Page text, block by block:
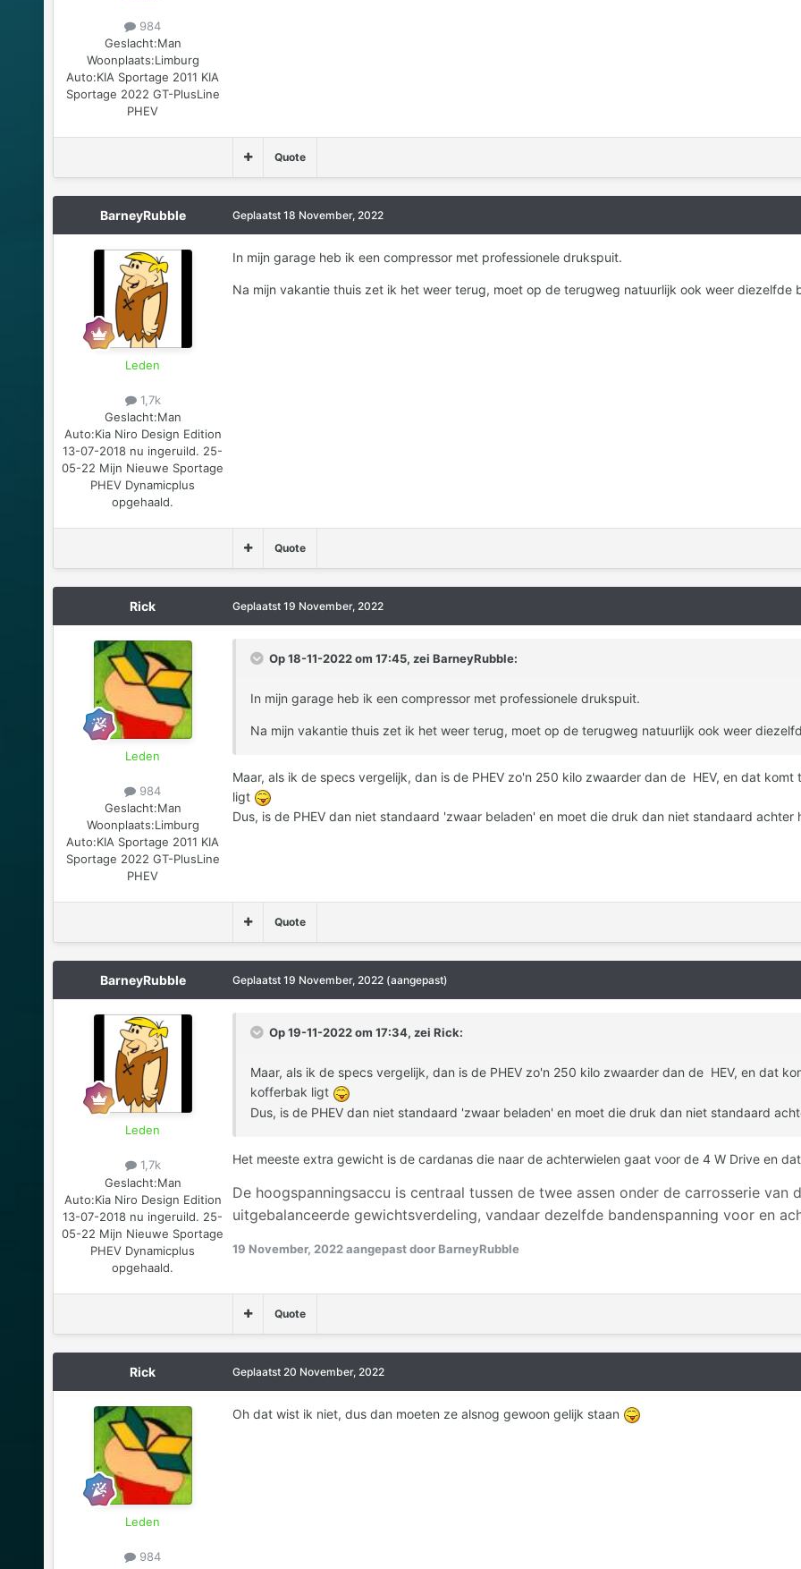
984
Geslacht:Man
Woonplaats:Limburg
Auto:KIA Sportage 2011 KIA
Sportage 2022 GT-PlusLine
PHEV
Quote
BarneyRubble
Leden
1,7k
Geslacht:Man
Auto:Kia Niro Design Edition
13-07-2018 nu ingeruild. 25-
05-22 Mijn Nieuwe Sportage
PHEV Dynamicplus
opgehaald.
Geplaatst 18 November, 2022
In mijn garage heb ik een compressor met professionele drukspuit.
Na mijn vakantie thuis zet ik het weer terug, moet op de terugweg natuurlijk ook weer diezelfde
Quote
Rick
Leden
984
Geslacht:Man
Woonplaats:Limburg
Auto:KIA Sportage 2011 KIA
Sportage 2022 GT-PlusLine
PHEV
Geplaatst 19 November, 2022
Op 18-11-2022 om 17:45, zei BarneyRubble:
In mijn garage heb ik een compressor met professionele drukspuit.
Na mijn vakantie thuis zet ik het weer terug, moet op de terugweg natuurlijk ook weer
Maar, als ik de specs vergelijk, dan is de PHEV zo'n 250 kilo zwaarder dan de HEV, en dat
ligt
Dus, is de PHEV dan niet standaard 'zwaar beladen' en moet die druk dan niet standaard achter
Quote
BarneyRubble
Leden
1,7k
Geslacht:Man
Auto:Kia Niro Design Edition
13-07-2018 nu ingeruild. 25-
05-22 Mijn Nieuwe Sportage
PHEV Dynamicplus
opgehaald.
Geplaatst 19 November, 2022 (aangepast)
Op 19-11-2022 om 17:34, zei Rick:
Maar, als ik de specs vergelijk, dan is de PHEV zo'n 250 kilo zwaarder dan de HEV, en dat
kofferbak ligt
Dus, is de PHEV dan niet standaard 'zwaar beladen' en moet die druk dan niet standaard
Het meeste extra gewicht is de cardanas die naar de achterwielen gaat voor de 4 W Drive en
De hoogspanningsaccu is centraal tussen de twee assen onder de carrosserie
uitgebalanceerde gewichtsverdeling, vandaar dezelfde bandenspanning voor en
19 November, 2022aangepast door BarneyRubble
Quote
Rick
Leden
984
Geplaatst 20 November, 2022
Oh dat wist ik niet, dus dan moeten ze alsnog gewoon gelijk staan